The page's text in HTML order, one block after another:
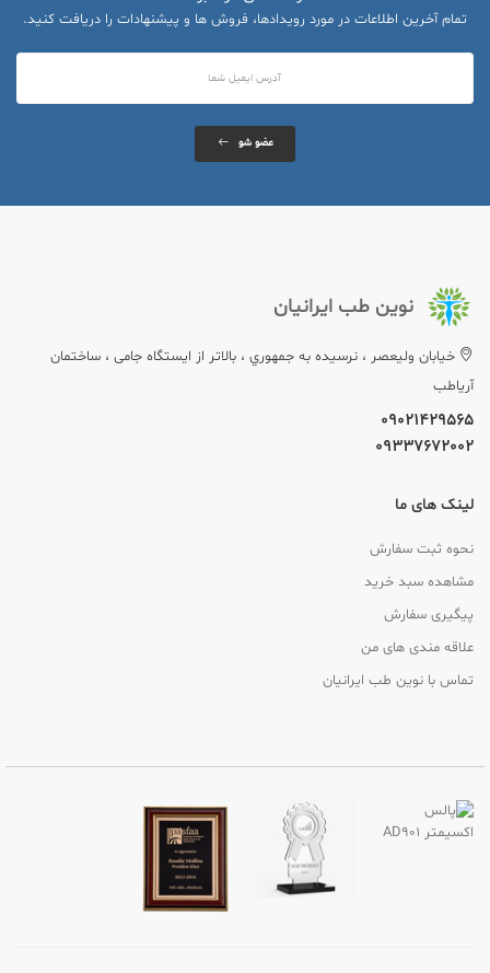
تمام آخرین اطلاعات در مورد رویدادها، فروش ها و پیشنهادات را دریافت کنید.
عضو شو
نوین طب ایرانیان
خيابان وليعصر ، نرسيده به جمهوري ، بالاتر از ایستگاه جامی ، ساختمان
آریاطب
09021429565
09337672002
لینک های ما
نحوه ثبت سفارش
مشاهده سبد خرید
پیگیری سفارش
علاقه مندی های من
تماس با نوین طب ایرانیان